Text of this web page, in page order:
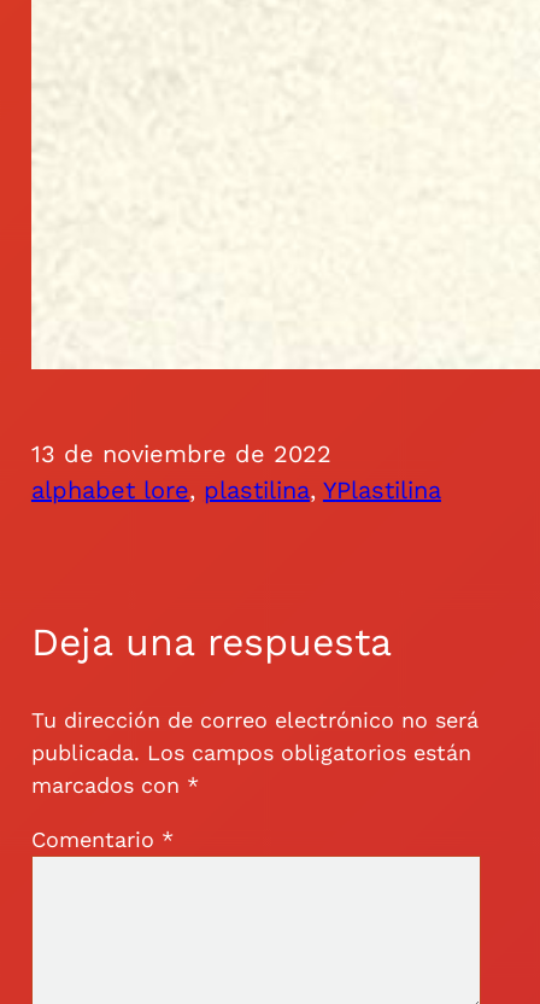
13 de noviembre de 2022
alphabet lore, plastilina, YPlastilina
Deja una respuesta
Tu dirección de correo electrónico no será
publicada. Los campos obligatorios están
marcados con *
Comentario *